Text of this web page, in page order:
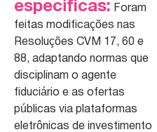
específicas: Foram
feitas modificações nas
Resoluções CVM 17, 60 e
88, adaptando normas que
disciplinam o agente
fiduciário e as ofertas
públicas via plataformas
eletrônicas de investimento